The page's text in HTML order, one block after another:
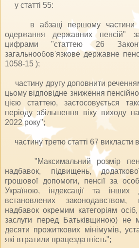
у статті 55:
в абзаці першому частини
одержання державних пенсій"
цифрами "статтею 26
загальнообов'язкове державне
1058-15 );
частину другу доповнити
цьому відповідне зниження
цією статтею, застосовується
періоду збільшення віку виходу
2022 року";
частину третю статті 67 викласти в
"Максимальний розмір
надбавок, підвищень,
грошової допомоги, пенсії за
Україною, індексації та інших
встановлених
надбавок окремим категоріям
заслуги перед Батьківщиною) не
десяти прожиткових мінімумів,
які втратили працездатність";